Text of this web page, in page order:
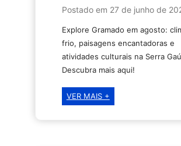
Postado em 27 de junho de
Explore Gramado em agosto:
frio, paisagens encantadoras e
atividades culturais na Serra
Descubra mais aqui!
VER MAIS +Gramado
agosto: